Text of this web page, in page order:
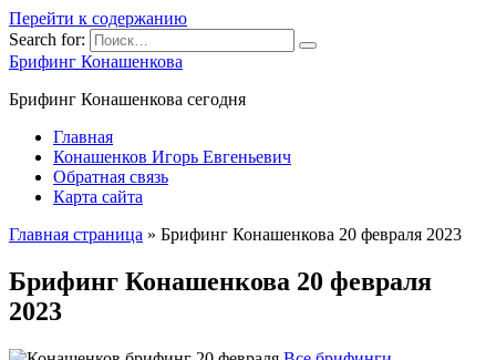
Перейти к содержанию
Search for:
Брифинг Конашенкова
Брифинг Конашенкова сегодня
Главная
Конашенков Игорь Евгеньевич
Обратная связь
Карта сайта
Главная страница » Брифинг Конашенкова 20 февраля 2023
Брифинг Конашенкова 20 февраля
2023